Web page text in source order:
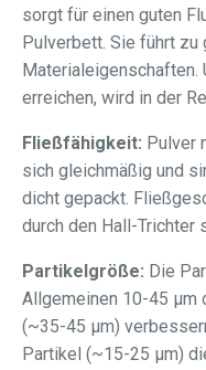
sorgt für einen guten
Pulverbett. Sie führt zu
Materialeigenschaften.
erreichen, wird in der
Fließfähigkeit: Pulver
sich gleichmäßig und
dicht gepackt.
durch den Hall-Trichter
Partikelgröße: Die
Allgemeinen 10-45 μm
(~35-45 μm)
Partikel (~15-25 μm)